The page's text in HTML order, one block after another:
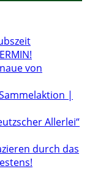
von
|
Allerlei“
durch das